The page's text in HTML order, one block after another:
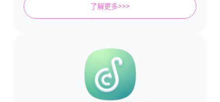
了解更多>>>